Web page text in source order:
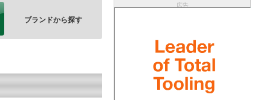
ブランドから探す
広告